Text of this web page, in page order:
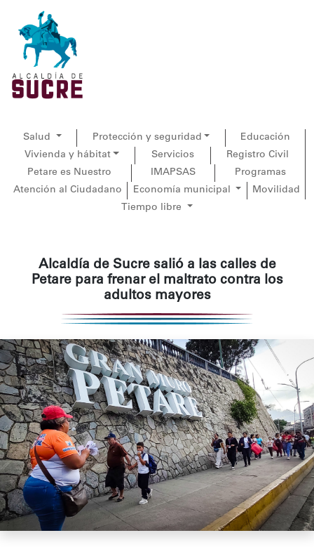
Salud Protección y seguridad
Educación
Vivienda y hábitat
Servicios
Registro Civil
Petare es Nuestro
IMAPSAS
Programas
Atención al Ciudadano
Economía municipal
Movilidad
Tiempo libre
Alcaldía de Sucre salió a las calles de
Petare para frenar el maltrato contra los
adultos mayores